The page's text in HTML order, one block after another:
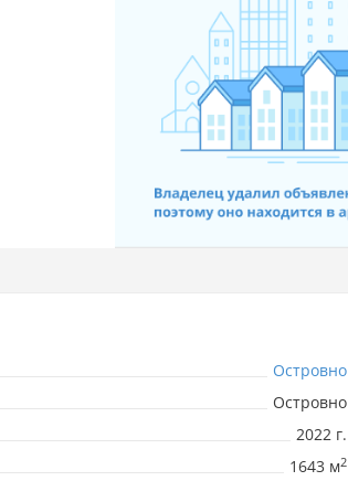
Островно
Островно
2022 г.
1643 м2